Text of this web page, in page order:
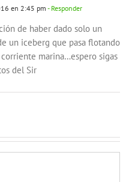
en 2:45 pm - Responder
de haber dado solo un
un iceberg que pasa flotando
marina…espero sigas
del Sir